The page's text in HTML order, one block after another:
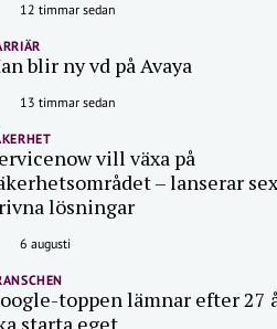
12 timmar sedan
blir ny vd på Avaya
13 timmar sedan
vill växa på
– lanserar
lösningar
6 augusti
toppen lämnar efter 27
starta eget